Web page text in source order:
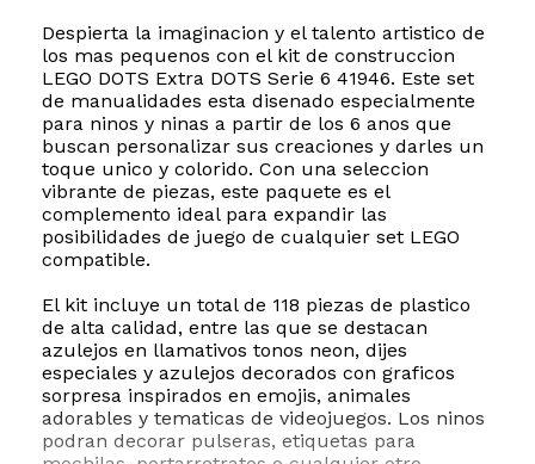
Despierta la imaginacion y el talento artistico de
los mas pequenos con el kit de construccion
LEGO DOTS Extra DOTS Serie 6 41946. Este set
de manualidades esta disenado especialmente
para ninos y ninas a partir de los 6 anos que
buscan personalizar sus creaciones y darles un
toque unico y colorido. Con una seleccion
vibrante de piezas, este paquete es el
complemento ideal para expandir las
posibilidades de juego de cualquier set LEGO
compatible.
El kit incluye un total de 118 piezas de plastico
de alta calidad, entre las que se destacan
azulejos en llamativos tonos neon, dijes
especiales y azulejos decorados con graficos
sorpresa inspirados en emojis, animales
adorables y tematicas de videojuegos. Los ninos
podran decorar pulseras, etiquetas para